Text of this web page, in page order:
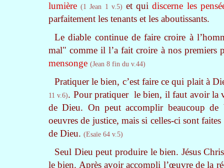
lumière (1 Jean 1 v.5) et quidiscerne les
parfaitement les tenants et les aboutissants.
Le diable continue de faire croire à
mal" comme il l’a fait croire à nos premiers
mensonge (Jean 8 fin du v.44)
Pratiquer le bien, c’est faire ce qui plait à
11 v.6). Pour pratiquer le bien, il faut avoir la
de Dieu. On peut accomplir beaucoup de
oeuvres de justice, mais si celles-ci sont
de Dieu. (Esaïe 64 v.5)
Seul Dieu peut produire le bien. Jésus
le bien. Après avoir accompli l’œuvre de la